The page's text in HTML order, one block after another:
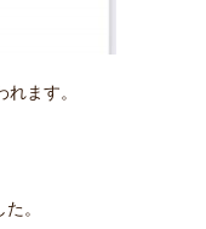
ます。
。